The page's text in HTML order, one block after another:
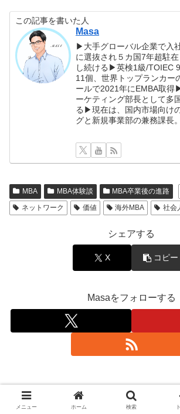
この記事を書いた人
Masa
▶大手グローバル企業で入
に選抜され５カ国7年超駐
し続ける▶英検1級/TOIEC
11個、世界トップランカー
ールで2021年にEMBA取得
ーケティング部長として多
る▶現在は、国内市場向け
グと新規事業部の兼務課長。
MBA MBA体験談 MBA卒業後の進路
ネットワーク
価値 海外MBA 社会
シェアする
X コピー
Masaをフォローする
メニュー ホーム 検索